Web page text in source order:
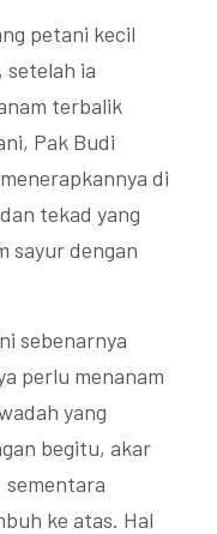
petani kecil
setelah ia
terbalik
Pak Budi
di
tekad yang
sayur dengan
sebenarnya
perlu menanam
yang
begitu, akar
sementara
ke atas. Hal